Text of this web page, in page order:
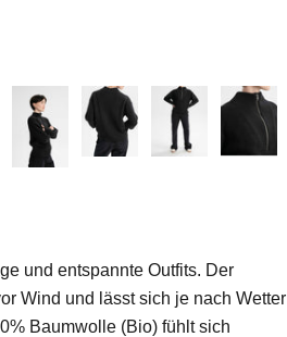
und entspannte Outfits. Der
Wind und lässt sich je nach Wetter
Baumwolle (Bio) fühlt sich